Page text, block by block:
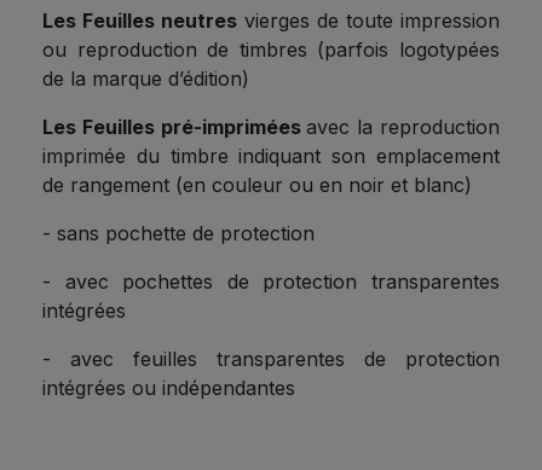
Les Feuilles neutres vierges de toute impression
ou reproduction de timbres (parfois logotypées
de la marque d’édition)
Les Feuilles pré-impriméesavec la reproduction
imprimée du timbre indiquant son emplacement
de rangement (en couleur ou en noir et blanc)
- sans pochette de protection
- avec pochettes de protection transparentes
intégrées
- avec feuilles transparentes de protection
intégrées ou indépendantes